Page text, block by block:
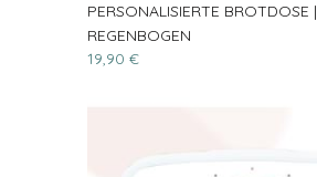
PERSONALISIERTE BROTDOSE |
REGENBOGEN
19,90 €